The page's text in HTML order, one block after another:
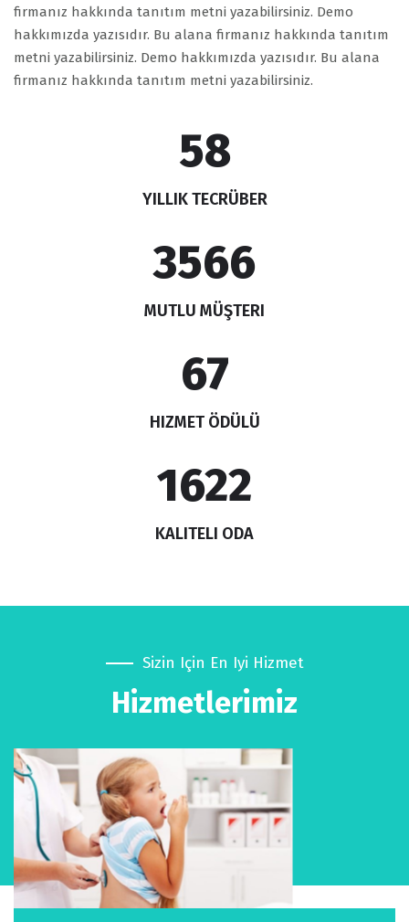
firmanız hakkında tanıtım metni yazabilirsiniz. Demo
hakkımızda yazısıdır. Bu alana firmanız hakkında tanıtım
metni yazabilirsiniz. Demo hakkımızda yazısıdır. Bu alana
firmanız hakkında tanıtım metni yazabilirsiniz.
73
YILLIK TECRÜBER
4434
MUTLU MÜŞTERI
83
HIZMET ÖDÜLÜ
2016
KALITELI ODA
Sizin Için En Iyi Hizmet
Hizmetlerimiz